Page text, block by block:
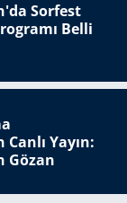
Sorfest
Belli
Yayın:
Gözan